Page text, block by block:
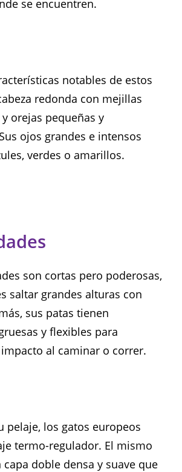
se encuentren.
notables de estos
redonda con mejillas
orejas pequeñas y
ojos grandes e intensos
verdes o amarillos.
son cortas pero poderosas,
saltar grandes alturas con
sus patas tienen
y flexibles para
al caminar o correr.
pelaje, los gatos europeos
termo-regulador. El mismo
capa doble densa y suave que